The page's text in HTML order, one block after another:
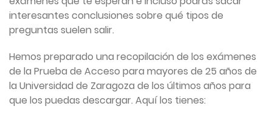
interesantes conclusiones sobre qué tipos de
preguntas suelen salir.
Hemos preparado una recopilación de los exámenes
de la Prueba de Acceso para mayores de 25 años de
la Universidad de Zaragoza de los últimos años para
que los puedas descargar. Aquí los tienes: